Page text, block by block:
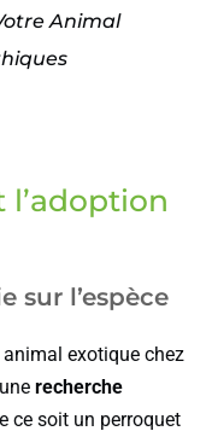
Animal
l’adoption
sur l’espèce
exotique chez
recherche
ce soit un perroquet